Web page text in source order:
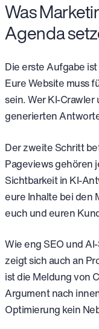
Was
Agenda
Die erste Aufgabe
Eure Website muss
sein. Wer KI-
generierten
Der zweite Schritt
Pageviews gehören
Sichtbarkeit in KI-
eure Inhalte bei den
euch und euren
Wie eng SEO und
zeigt sich auch an
ist die Meldung von
Argument nach
Optimierung kein